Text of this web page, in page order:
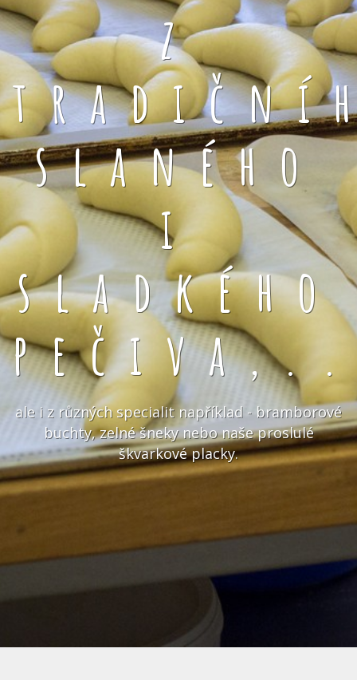
z
slaného
i
sladkého
ale i z různých specialit například - bramborové
buchty, zelné šneky nebo naše proslulé
škvarkové placky.